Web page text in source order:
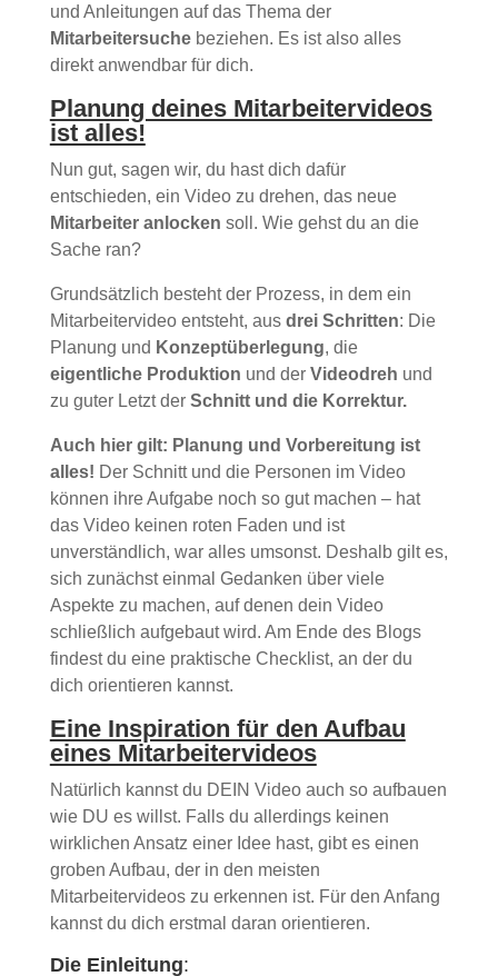
und Anleitungen auf das Thema der
Mitarbeitersuchebeziehen. Es ist also alles
direkt anwendbar für dich.
Planung deines Mitarbeitervideos
ist alles!
Nun gut, sagen wir, du hast dich dafür
entschieden, ein Video zu drehen, das neue
Mitarbeiter anlocken soll. Wie gehst du an die
Sache ran?
Grundsätzlich besteht der Prozess, in dem ein
Mitarbeitervideo entsteht, aus drei Schritten: Die
Planung und Konzeptüberlegung, die
eigentliche Produktion und der Videodreh und
zu guter Letzt der Schnitt und die Korrektur.
Auch hier gilt: Planung und Vorbereitung ist
alles! Der Schnitt und die Personen im Video
können ihre Aufgabe noch so gut machen – hat
das Video keinen roten Faden und ist
unverständlich, war alles umsonst. Deshalb gilt es,
sich zunächst einmal Gedanken über viele
Aspekte zu machen, auf denen dein Video
schließlich aufgebaut wird. Am Ende des Blogs
findest du eine praktische Checklist, an der du
dich orientieren kannst.
Eine Inspiration für den Aufbau
eines Mitarbeitervideos
Natürlich kannst du DEIN Video auch so aufbauen
wie DU es willst. Falls du allerdings keinen
wirklichen Ansatz einer Idee hast, gibt es einen
groben Aufbau, der in den meisten
Mitarbeitervideos zu erkennen ist. Für den Anfang
kannst du dich erstmal daran orientieren.
Die Einleitung: